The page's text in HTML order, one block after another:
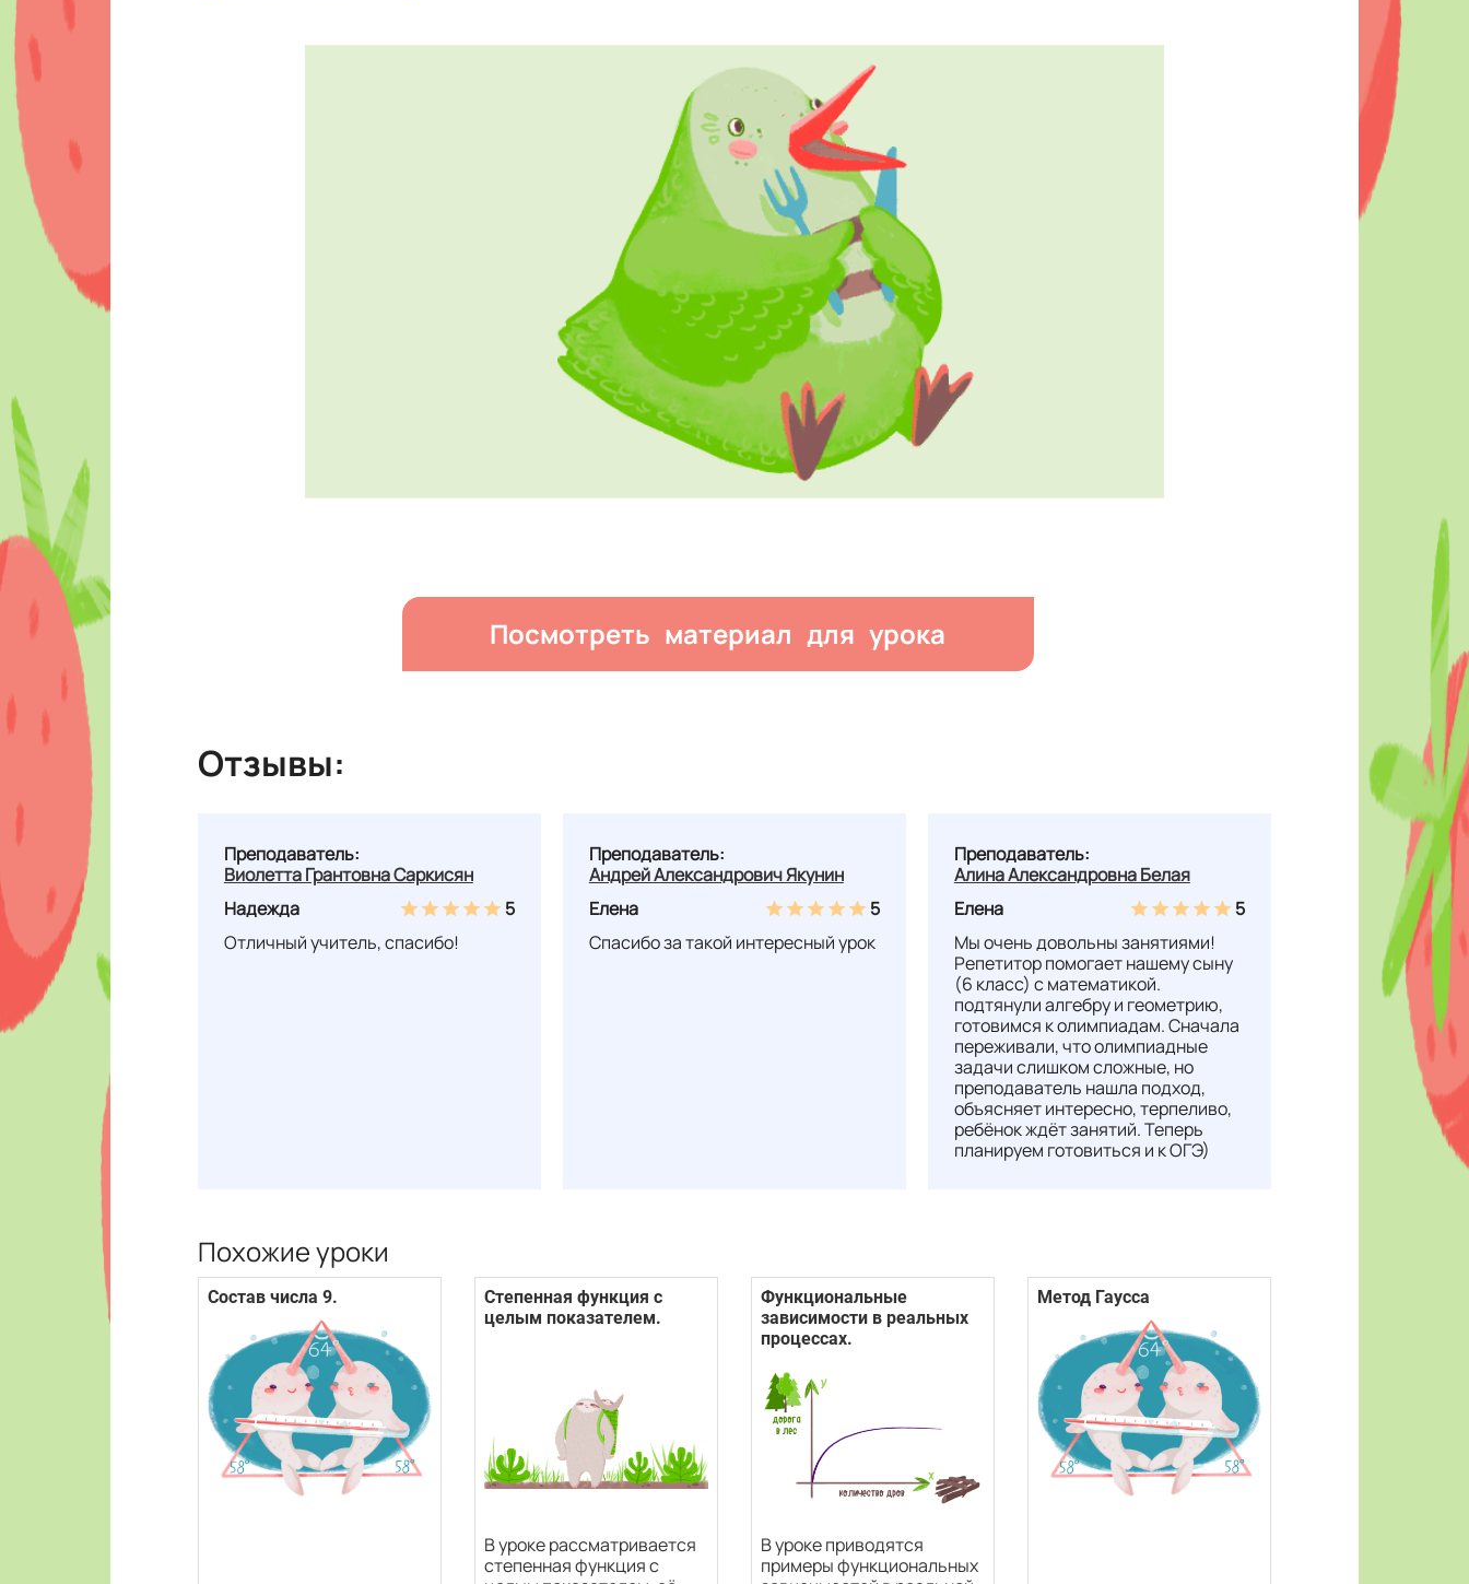
Посмотреть материал для урока
Отзывы:
Преподаватель:
Виолетта Грантовна Саркисян
Надежда
5
Отличный учитель, спасибо!
Преподаватель:
Андрей Александрович Якунин
Елена
5
Спасибо за такой интересный урок
Преподаватель:
Алина Александровна Белая
Елена
5
Мы очень довольны занятиями!
Репетитор помогает нашему сыну
(6 класс) с математикой.
подтянули алгебру и геометрию,
готовимся к олимпиадам. Сначала
переживали, что олимпиадные
задачи слишком сложные, но
преподаватель нашла подход,
объясняет интересно, терпеливо,
ребёнок ждёт занятий. Теперь
планируем готовиться и к ОГЭ)
Похожие уроки
Состав числа 9.
Степенная функция с
целым показателем.
В уроке рассматривается
степенная функция с
Функциональные
зависимости в реальных
процессах.
В уроке приводятся
примеры функциональных
Метод Гаусса